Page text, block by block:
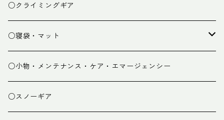
ベースレイヤー
パンツ
グローブ
スパッツ・ゲイター
○クライミングギア
○寝袋・マット
寝袋
マット
○小物・メンテナンス・ケア・エマージェンシー
○スノーギア